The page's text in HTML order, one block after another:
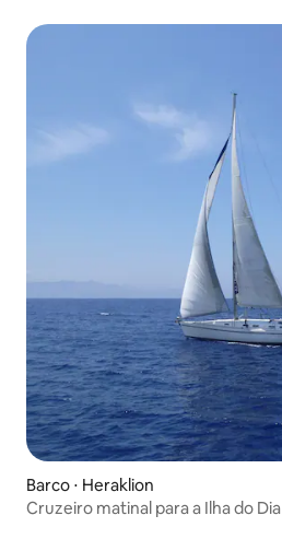
Barco ⋅ Heraklion
Cruzeiro matinal para a Ilha do Dia